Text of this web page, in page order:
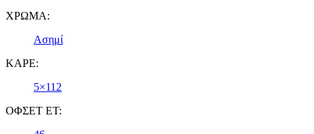
ΧΡΩΜΑ:
Ασημί
ΚΑΡΕ:
5×112
ΟΦΣΕΤ ET: